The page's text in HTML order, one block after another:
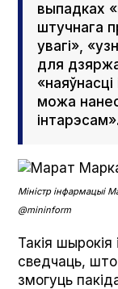
выпадках
штучнага
увагі»,
для
можа
інтарэсам».
Міністр інфармацыі
@mininform
Такія
сведчаць,
змогуць